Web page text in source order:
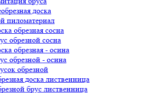
доска
пиломатериал
обрезная сосна
обрезной сосна
обрезная - осина
обрезной - осина
обрезной
доска лиственница
брус лиственница